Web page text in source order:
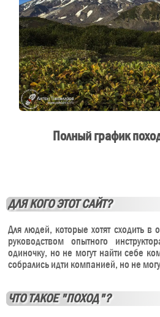
Полный график
ДЛЯ КОГО ЭТОТ САЙТ?
Для людей, которые хотят сходить в
руководством опытного
одиночку, но не могут найти себе
собрались идти компанией, но не
ЧТО ТАКОЕ "ПОХОД"?